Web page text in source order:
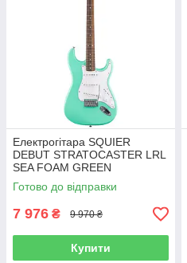
Електрогітара SQUIER
DEBUT STRATOCASTER LRL
SEA FOAM GREEN
Готово до відправки
7 976 ₴ 9 970 ₴
Купити